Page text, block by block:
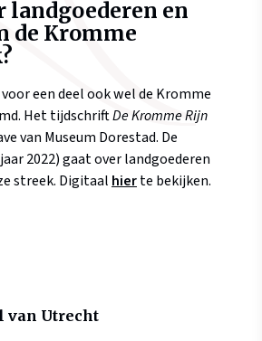
landgoederen en
de Kromme
een deel ook wel de Kromme
Het tijdschriftDe Kromme Rijn
van Museum Dorestad. De
2022) gaat over landgoederen
streek. Digitaal hierte bekijken.
van Utrecht